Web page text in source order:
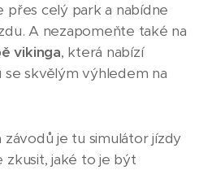
přes celý park a nabídne
A nezapomeňte také na
vikinga, která nabízí
se skvělým výhledem na
je tu simulátor jízdy
zkusit, jaké to je být